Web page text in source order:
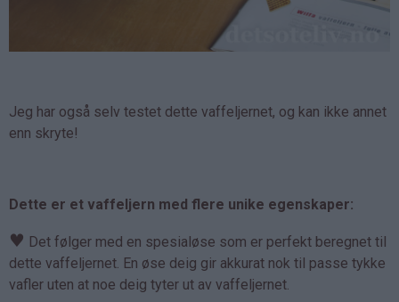
Jeg har også selv testet dette vaffeljernet, og kan ikke annet
enn skryte!
Dette er et vaffeljern med flere unike egenskaper:
♥ Det følger med en spesialøse som er perfekt beregnet til
dette vaffeljernet. En øse deig gir akkurat nok til passe tykke
vafler uten at noe deig tyter ut av vaffeljernet.